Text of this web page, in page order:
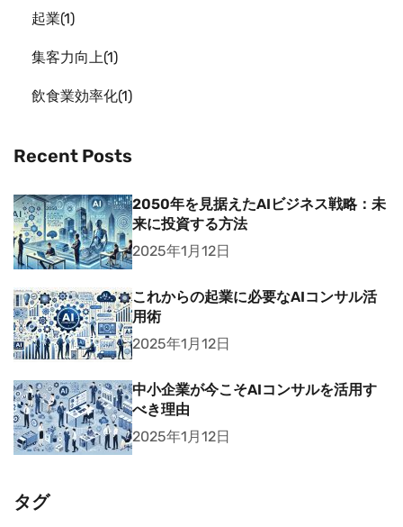
起業 1
集客力向上 1
飲食業効率化 1
Recent Posts
2050年を見据えたAIビジネス戦略：未
来に投資する方法
2025年1月12日
これからの起業に必要なAIコンサル活
用術
2025年1月12日
中小企業が今こそAIコンサルを活用す
べき理由
2025年1月12日
タグ